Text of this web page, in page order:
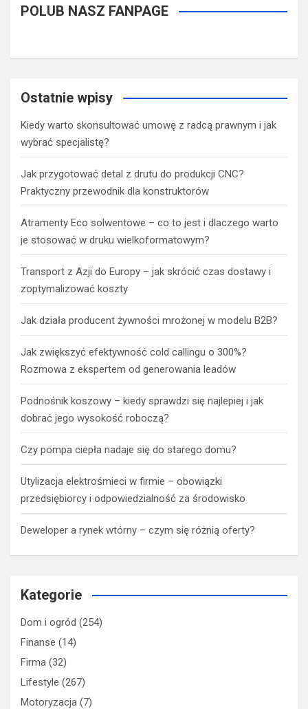
POLUB NASZ FANPAGE
Ostatnie wpisy
Kiedy warto skonsultować umowę z radcą prawnym i jak
wybrać specjalistę?
Jak przygotować detal z drutu do produkcji CNC?
Praktyczny przewodnik dla konstruktorów
Atramenty Eco solwentowe – co to jest i dlaczego warto
je stosować w druku wielkoformatowym?
Transport z Azji do Europy – jak skrócić czas dostawy i
zoptymalizować koszty
Jak działa producent żywności mrożonej w modelu B2B?
Jak zwiększyć efektywność cold callingu o 300%?
Rozmowa z ekspertem od generowania leadów
Podnośnik koszowy – kiedy sprawdzi się najlepiej i jak
dobrać jego wysokość roboczą?
Czy pompa ciepła nadaje się do starego domu?
Utylizacja elektrośmieci w firmie – obowiązki
przedsiębiorcy i odpowiedzialność za środowisko
Deweloper a rynek wtórny – czym się różnią oferty?
Kategorie
Dom i ogród (254)
Finanse (14)
Firma (32)
Lifestyle (267)
Motoryzacja (7)